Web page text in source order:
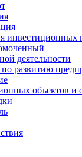
инвестиционных
деятельности
развитию
объектов и